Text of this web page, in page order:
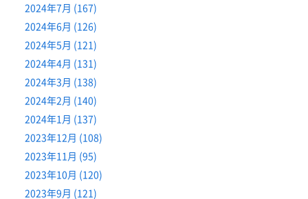
2024年7月 (167)
2024年6月 (126)
2024年5月 (121)
2024年4月 (131)
2024年3月 (138)
2024年2月 (140)
2024年1月 (137)
2023年12月 (108)
2023年11月 (95)
2023年10月 (120)
2023年9月 (121)